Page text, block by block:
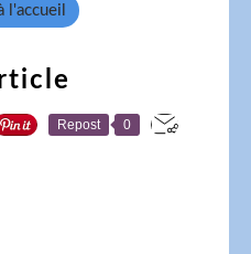
l'accueil
Repost 0